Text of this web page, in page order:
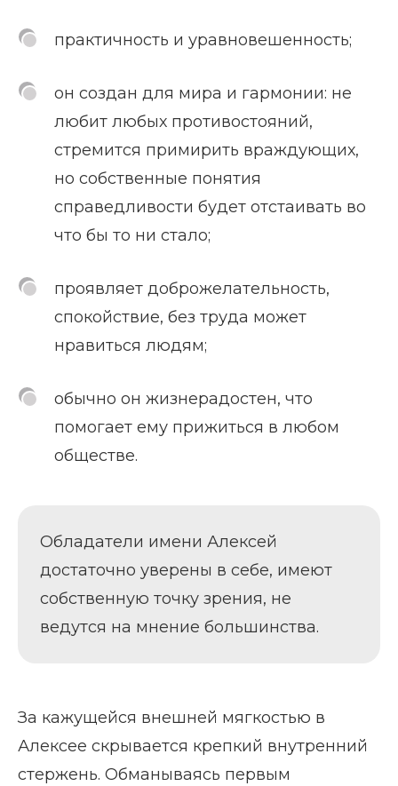
практичность и уравновешенность;
он создан для мира и гармонии: не
любит любых противостояний,
стремится примирить враждующих,
но собственные понятия
справедливости будет отстаивать во
что бы то ни стало;
проявляет доброжелательность,
спокойствие, без труда может
нравиться людям;
обычно он жизнерадостен, что
помогает ему прижиться в любом
обществе.
Обладатели имени Алексей
достаточно уверены в себе, имеют
собственную точку зрения, не
ведутся на мнение большинства.
За кажущейся внешней мягкостью в
Алексее скрывается крепкий внутренний
стержень. Обманываясь первым